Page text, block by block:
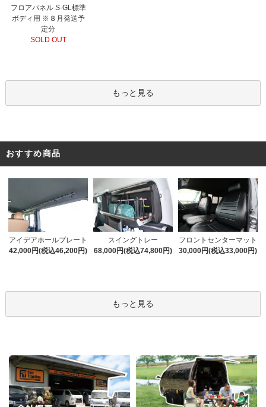
フロアパネル S-GL標準
ボディ用 ※８月発送予
定分
SOLD OUT
もっと見る
おすすめ商品
アイデアホールプレート
42,000円(税込46,200円)
スイングトレー
68,000円(税込74,800円)
フロントセンターマット
30,000円(税込33,000円)
もっと見る